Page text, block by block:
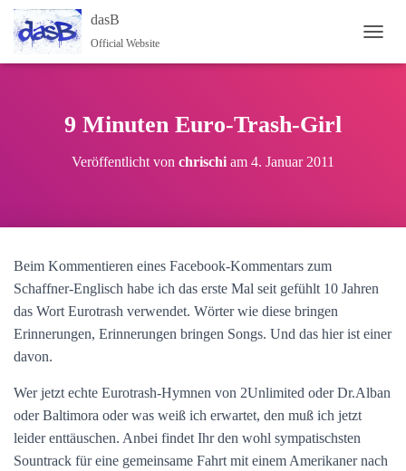
dasB
Official Website
9 Minuten Euro-Trash-Girl
Veröffentlicht von chrischi am 4. Januar 2011
Beim Kommentieren eines Facebook-Kommentars zum
Schaffner-Englisch habe ich das erste Mal seit gefühlt 10 Jahren
das Wort Eurotrash verwendet. Wörter wie diese bringen
Erinnerungen, Erinnerungen bringen Songs. Und das hier ist einer
davon.
Wer jetzt echte Eurotrash-Hymnen von 2Unlimited oder Dr.Alban
oder Baltimora oder was weiß ich erwartet, den muß ich jetzt
leider enttäuschen. Anbei findet Ihr den wohl sympatischsten
Sountrack für eine gemeinsame Fahrt mit einem Amerikaner nach